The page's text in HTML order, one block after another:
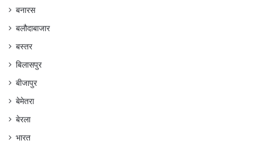
बनारस
बलौदाबाजार
बस्तर
बिलासपुर
बीजापुर
बेमेतरा
बेरला
भारत